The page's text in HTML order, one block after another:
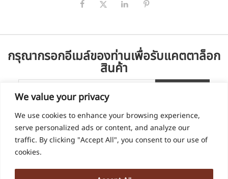
We value your privacy
We use cookies to enhance your browsing experience,
serve personalized ads or content, and analyze our
traffic. By clicking "Accept All", you consent to our use of
cookies.
กรุณากรอกอีเมล์ของท่านเพื่อรับแคตตาล็อก
สินค้า